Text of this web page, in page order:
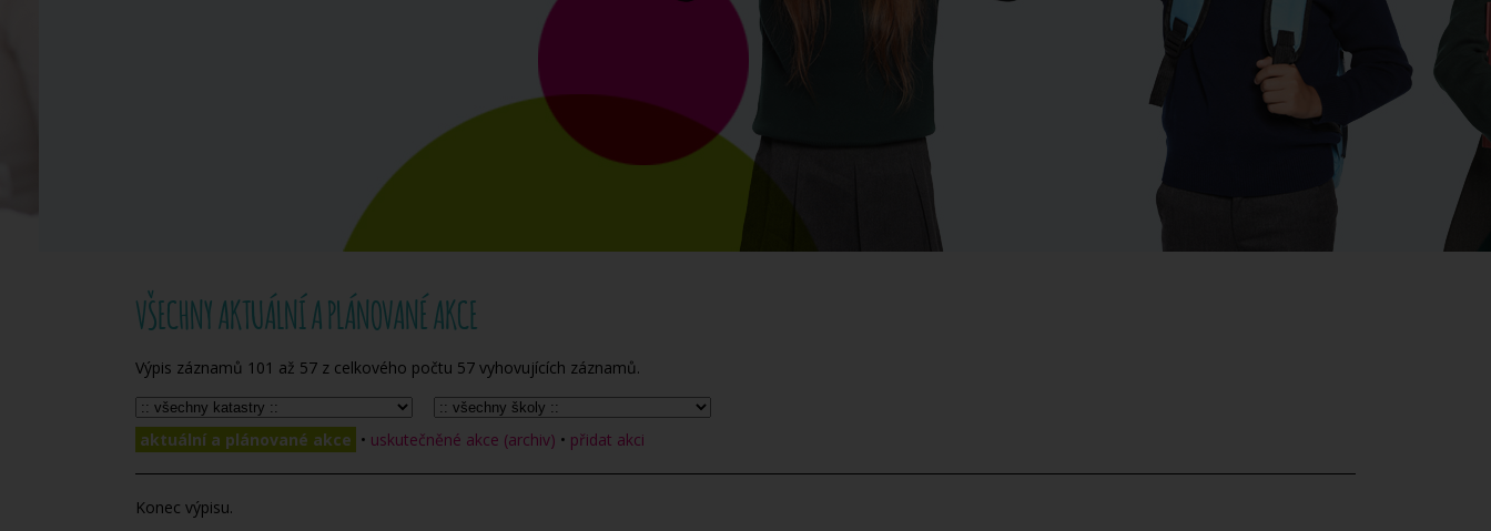
VŠECHNY AKTUÁLNÍ A PLÁNOVANÉ AKCE
Výpis záznamů 101 až 57 z celkového počtu 57 vyhovujících záznamů.
aktuální a plánované akce • uskutečněné akce (archiv) • přidat akci
Konec výpisu.